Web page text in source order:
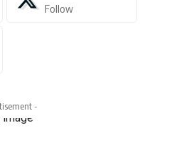
Follow
-